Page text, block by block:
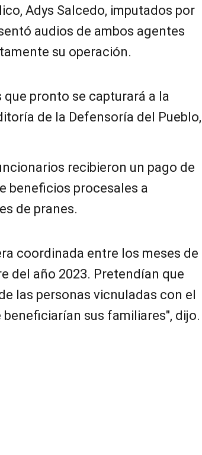
Adys Salcedo, imputados por
audios de ambos agentes
su operación.
pronto se capturará a la
de la Defensoría del Pueblo,
recibieron un pago de
beneficios procesales a
de pranes.
coordinada entre los meses de
del año 2023. Pretendían que
las personas vicnuladas con el
beneficiarían sus familiares", dijo.